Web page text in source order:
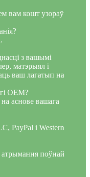
вам кошт узораў
з вашымі
матэрыял і
ваш лагатып на
OEM?
аснове вашага
PayPal і Western
поўнай